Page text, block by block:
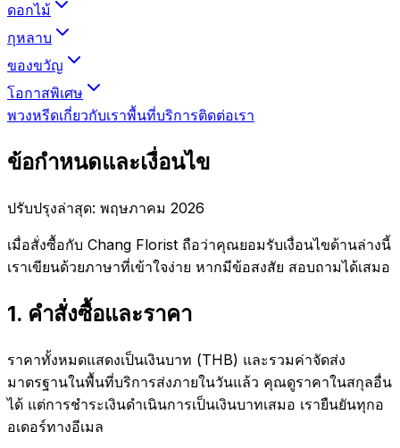
ดอกไม้
กุหลาบ
ของขวัญ
โอกาสพิเศษ
พวงหรีดเกี่ยวกับเราพื้นที่บริการติดต่อเรา
ข้อกำหนดและเงื่อนไข
ปรับปรุงล่าสุด: พฤษภาคม 2026
เมื่อสั่งซื้อกับ Chang Florist ถือว่าคุณยอมรับเงื่อนไขด้านล่างนี้
เราเขียนด้วยภาษาที่เข้าใจง่าย หากมีข้อสงสัย สอบถามได้เสมอ
1. คำสั่งซื้อและราคา
ราคาทั้งหมดแสดงเป็นเงินบาท (THB) และรวมค่าจัดส่ง
มาตรฐานในพื้นที่บริการส่งภายในวันแล้ว คุณดูราคาในสกุลอื่น
ได้ แต่การชำระเงินดำเนินการเป็นเงินบาทเสมอ เรายืนยันทุกอ
อเดอร์ทางอีเมล